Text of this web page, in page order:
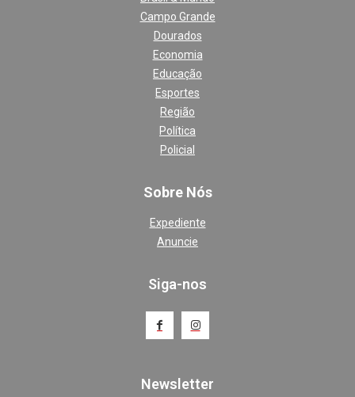
Campo Grande
Dourados
Economia
Educação
Esportes
Região
Política
Policial
Sobre Nós
Expediente
Anuncie
Siga-nos
Newsletter